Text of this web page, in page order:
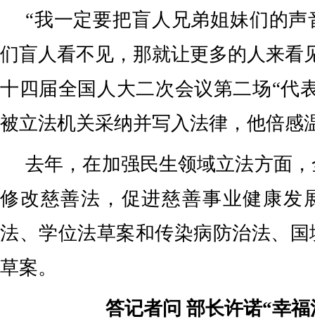
“我一定要把盲人兄弟姐妹们的
们盲人看不见，那就让更多的人来看
十四届全国人大二次会议第二场“代
被立法机关采纳并写入法律，他倍感
去年，在加强民生领域立法方面
修改慈善法，促进慈善事业健康发
法、学位法草案和传染病防治法、
草案。
答记者问 部长许诺“幸福